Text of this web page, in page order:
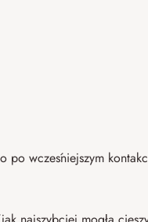
po wcześniejszym